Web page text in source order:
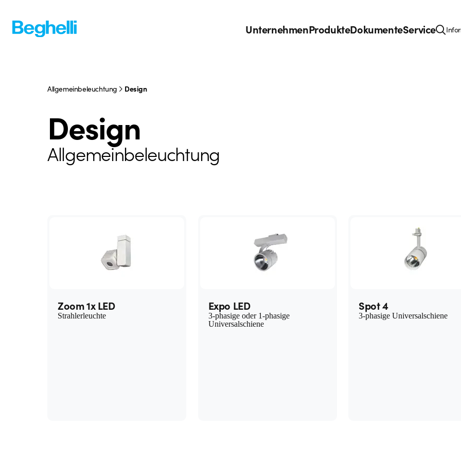
UnternehmenProdukteDokumenteService
Allgemeinbeleuchtung Design
Design
Allgemeinbeleuchtung
Zoom 1x LED
Strahlerleuchte
Expo LED
3-phasige oder 1-phasige
Universalschiene
Spot 4
3-phasige Universalschiene